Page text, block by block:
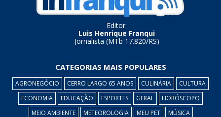
Editor:
Luis Henrique Franqui
Jornalista (MTb 17.820/RS)
CATEGORIAS MAIS POPULARES
AGRONEGÓCIO CERRO LARGO 65 ANOS CULINÁRIA
CULTURA
ECONOMIA
EDUCAÇÃO ESPORTES GERAL
HORÓSCOPO
MEIO AMBIENTE
METEOROLOGIA MEU PET MÚSICA